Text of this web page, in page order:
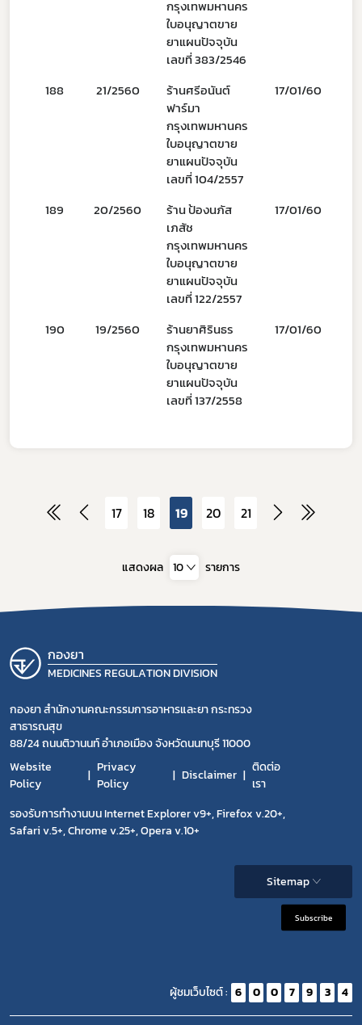
กรุงเทพมหานคร
ใบอนุญาตขาย
ยาแผนปัจจุบัน
เลขที่ 383/2546
188 21/2560
ร้านศรีอนันต์
ฟาร์มา
กรุงเทพมหานคร
ใบอนุญาตขาย
ยาแผนปัจจุบัน
เลขที่ 104/2557
17/01/60
189 20/2560
ร้าน ป้องนภัส
เภสัช
กรุงเทพมหานคร
ใบอนุญาตขาย
ยาแผนปัจจุบัน
เลขที่ 122/2557
17/01/60
190 19/2560
ร้านยาศิรินธร
กรุงเทพมหานคร
ใบอนุญาตขาย
ยาแผนปัจจุบัน
เลขที่ 137/2558
17/01/60
17 18 19 20 21
แสดงผล 10 รายการ
กองยา
MEDICINES REGULATION DIVISION
กองยา สำนักงานคณะกรรมการอาหารและยา กระทรวง
สาธารณสุข
88/24 ถนนติวานนท์ อำเภอเมือง จังหวัดนนทบุรี 11000
Website
Policy
Privacy
Policy
Disclaimer
ติดต่อ
เรา
รองรับการทำงานบน Internet Explorer v9+, Firefox v.20+,
Safari v.5+, Chrome v.25+, Opera v.10+
Sitemap
Subscribe
ผู้ชมเว็บไซต์ : 6 0 0 7 9 3 4